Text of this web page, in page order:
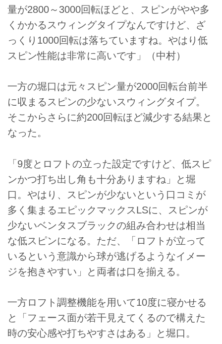
量が2800～3000回転ほどと、スピンがやや多
くかかるスウィングタイプなんですけど、ざ
っくり1000回転は落ちていますね。やはり低
スピン性能は非常に高いです」（中村）
一方の堀口は元々スピン量が2000回転台前半
に収まるスピンの少ないスウィングタイプ。
そこからさらに約200回転ほど減少する結果と
なった。
「9度とロフトの立った設定ですけど、低スピ
ンかつ打ち出し角も十分ありますね」と堀
口。やはり、スピンが少ないという口コミが
多く集まるエピックマックスLSに、スピンが
少ないベンタスブラックの組み合わせは相当
な低スピンになる。ただ、「ロフトが立って
いるという意識から球が逃げるようなイメー
ジを抱きやすい」と両者は口を揃える。
一方ロフト調整機能を用いて10度に寝かせる
と「フェース面が若干見えてくるので構えた
時の安心感や打ちやすさはある」と堀口。